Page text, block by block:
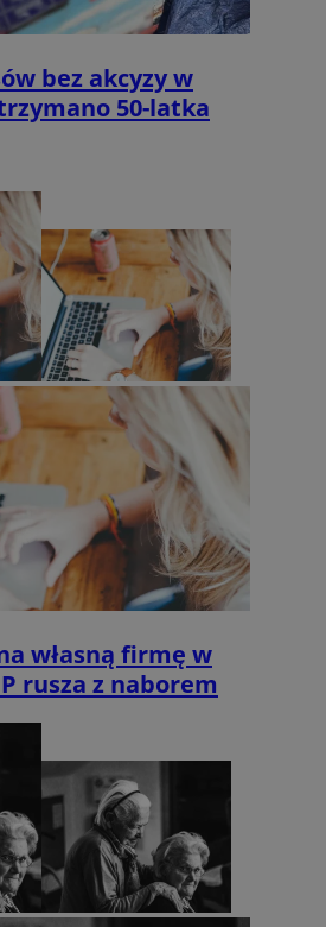
bez akcyzy w
50-latka
własną firmę w
rusza z naborem